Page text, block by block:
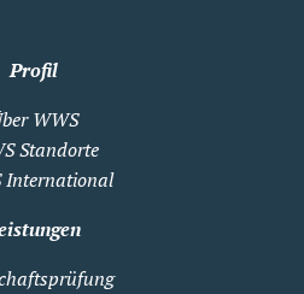
Profil
WWS
Standorte
International